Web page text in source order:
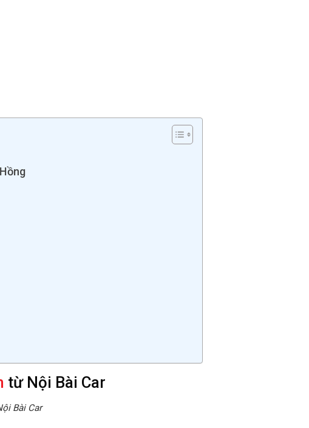
từ Nội Bài Car
Bài Car